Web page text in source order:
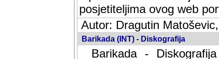
posjetiteljima ovog web
Autor: Dragutin
Barikada (INT) - Diskografija
Barikada -